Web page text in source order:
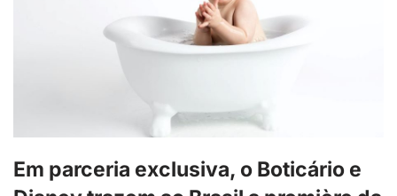
Em parceria exclusiva, o Boticário e